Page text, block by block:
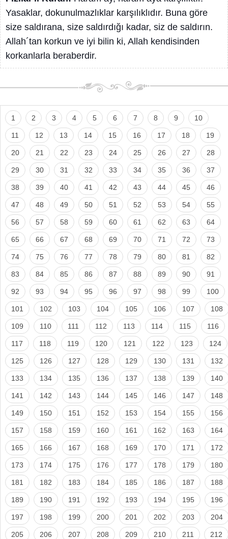
Yasaklar, dokunulmazlıklar karşılıklıdır. Buna göre
size saldırana, size saldırdığı kadar, siz de saldırın.
Allah´tan korkun ve iyi bilin ki, Allah kendisinden
korkanlarla beraberdir.
1 2 3 4 5 6 7 8 9 10
11 12 13 14 15 16 17 18 19
20 21 22 23 24 25 26 27 28
29 30 31 32 33 34 35 36 37
38 39 40 41 42 43 44 45 46
47 48 49 50 51 52 53 54 55
56 57 58 59 60 61 62 63 64
65 66 67 68 69 70 71 72 73
74 75 76 77 78 79 80 81 82
83 84 85 86 87 88 89 90 91
92 93 94 95 96 97 98 99 100
101 102 103 104 105 106 107 108
109 110 111 112 113 114 115 116
117 118 119 120 121 122 123 124
125 126 127 128 129 130 131 132
133 134 135 136 137 138 139 140
141 142 143 144 145 146 147 148
149 150 151 152 153 154 155 156
157 158 159 160 161 162 163 164
165 166 167 168 169 170 171 172
173 174 175 176 177 178 179 180
181 182 183 184 185 186 187 188
189 190 191 192 193 194 195 196
197 198 199 200 201 202 203 204
205 206 207 208 209 210 211 212